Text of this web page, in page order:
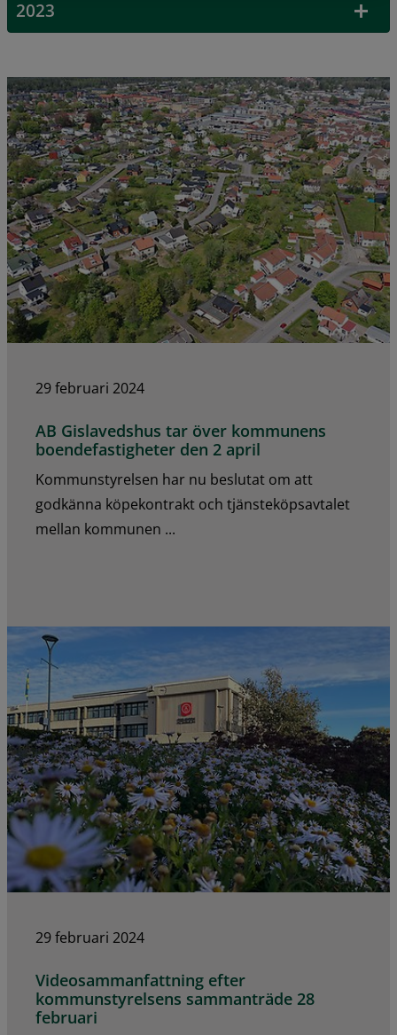
2023
29 februari 2024
AB Gislavedshus tar över kommunens
boendefastigheter den 2 april
Kommunstyrelsen har nu beslutat om att
godkänna köpekontrakt och tjänsteköpsavtalet
mellan kommunen ...
29 februari 2024
Videosammanfattning efter
kommunstyrelsens sammanträde 28
februari